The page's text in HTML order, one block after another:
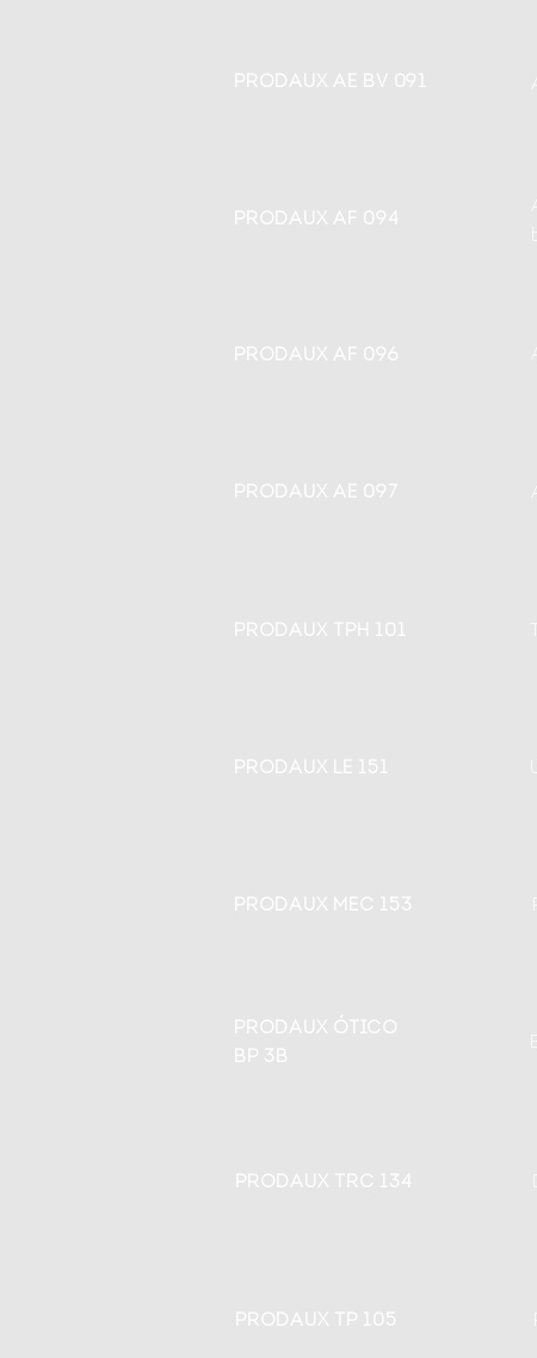
PRODAUX AE BV 091
PRODAUX AF 094
PRODAUX AF 096
PRODAUX AE 097
PRODAUX TPH 101
PRODAUX LE 151
PRODAUX MEC 153
PRODAUX ÓTICO
BP 3B
PRODAUX TRC 134
PRODAUX TP 105